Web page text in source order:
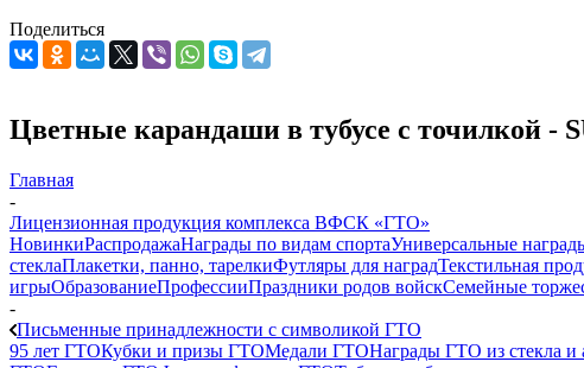
Поделиться
Цветные карандаши в тубусе с точилкой -
Главная
-
Лицензионная продукция комплекса ВФСК «ГТО»
НовинкиРаспродажаНаграды по видам спортаУниверсальные
стеклаПлакетки, панно, тарелкиФутляры для наградТекстильная
игрыОбразованиеПрофессииПраздники родов войскСемейные
-
Письменные принадлежности с символикой ГТО
95 лет ГТОКубки и призы ГТОМедали ГТОНаграды ГТО из стекла и